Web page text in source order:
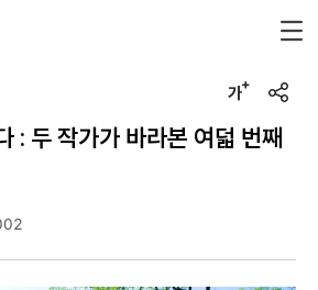
u
r
l
: 두 작가가 바라본 여덟 번째